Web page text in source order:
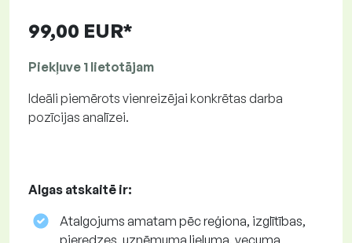
99,00 EUR*
Piekļuve 1 lietotājam
Ideāli piemērots vienreizējai konkrētas darba
pozīcijas analīzei.
Algas atskaitē ir:
Atalgojums amatam pēc reģiona, izglītības,